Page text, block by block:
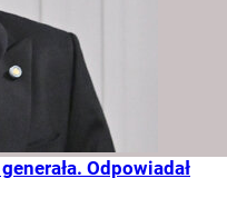
Odpowiadał